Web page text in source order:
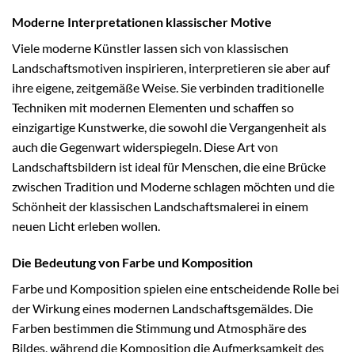
Moderne Interpretationen klassischer Motive
Viele moderne Künstler lassen sich von klassischen
Landschaftsmotiven inspirieren, interpretieren sie aber auf
ihre eigene, zeitgemäße Weise. Sie verbinden traditionelle
Techniken mit modernen Elementen und schaffen so
einzigartige Kunstwerke, die sowohl die Vergangenheit als
auch die Gegenwart widerspiegeln. Diese Art von
Landschaftsbildern ist ideal für Menschen, die eine Brücke
zwischen Tradition und Moderne schlagen möchten und die
Schönheit der klassischen Landschaftsmalerei in einem
neuen Licht erleben wollen.
Die Bedeutung von Farbe und Komposition
Farbe und Komposition spielen eine entscheidende Rolle bei
der Wirkung eines modernen Landschaftsgemäldes. Die
Farben bestimmen die Stimmung und Atmosphäre des
Bildes, während die Komposition die Aufmerksamkeit des